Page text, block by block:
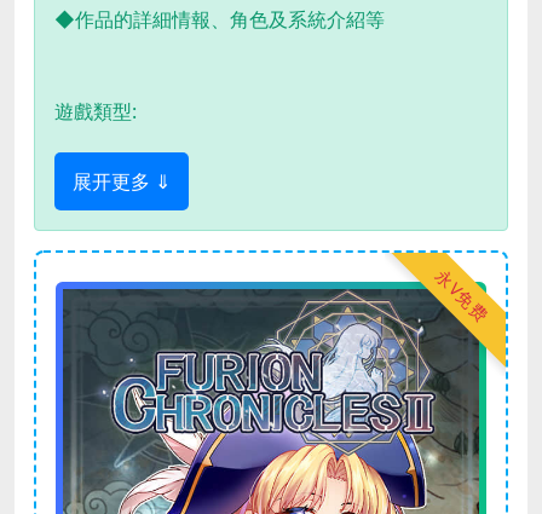
◆作品的詳細情報、角色及系統介紹等
遊戲類型:
展开更多 ⇓
永V免费